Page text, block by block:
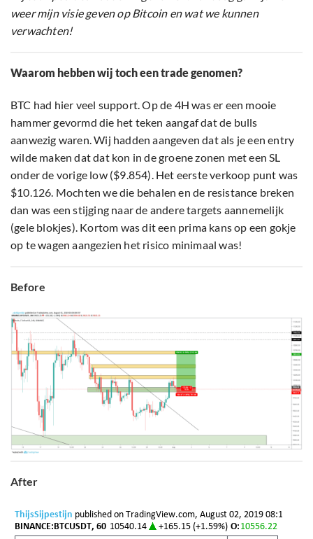
weer mijn visie geven op Bitcoin en wat we kunnen
verwachten!
Waarom hebben wij toch een trade genomen?
BTC had hier veel support. Op de 4H was er een mooie
hammer gevormd die het teken aangaf dat de bulls
aanwezig waren. Wij hadden aangeven dat als je een entry
wilde maken dat dat kon in de groene zonen met een SL
onder de vorige low ($9.854). Het eerste verkoop punt was
$10.126. Mochten we die behalen en de resistance breken
dan was een stijging naar de andere targets aannemelijk
(gele blokjes). Kortom was dit een prima kans op een gokje
op te wagen aangezien het risico minimaal was!
Before
After